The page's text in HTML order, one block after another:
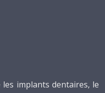
implants dentaires, le